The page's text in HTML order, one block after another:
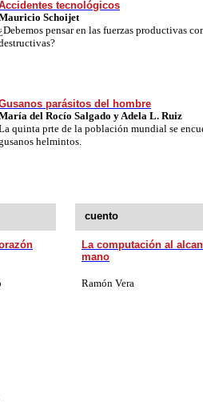
tecnológicos
Schoijet
¿Debemos pensar en las fuerzas productivas
parásitos del hombre
del Rocío Salgado y Adela L. Ruiz
quinta prte de la población mundial se
helmintos.
cuento
La computación al
mano
Ramón Vera